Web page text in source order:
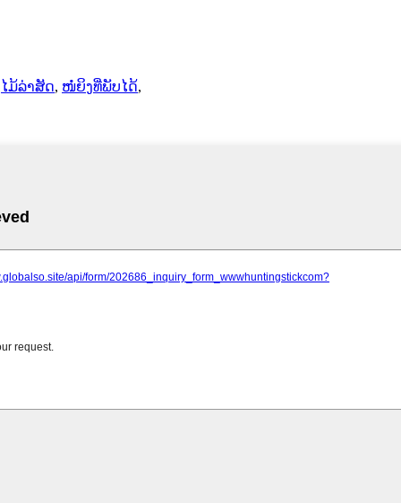
ໄມ້ລ່າສັດ, ໜໍ່ຍິງທີ່ພັບໄດ້,